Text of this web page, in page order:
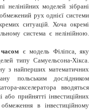
нелінійних моделей зібрані
рух однієї системи
ситуацій. Хоча окремі
система є нелінійною.
є модель Філіпса, яку
типу Самуельсона-Хікса.
з найперших математичних
польським дослідником
акселератора вводяться
прийнятті інвестиційних
в інвестиційному